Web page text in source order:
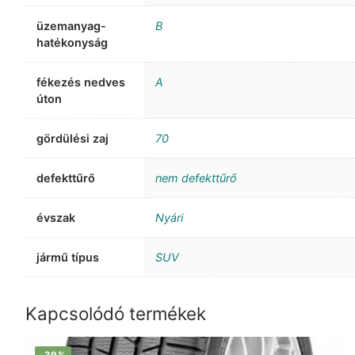
üzemanyag-
hatékonyság
B
fékezés nedves
úton
A
gördülési zaj 70
defekttűrő nem defekttűrő
évszak Nyári
jármű típus SUV
Kapcsolódó termékek